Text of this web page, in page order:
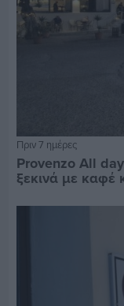
Πριν 7 ημέρες
Provenzo All
ξεκινά με καφέ